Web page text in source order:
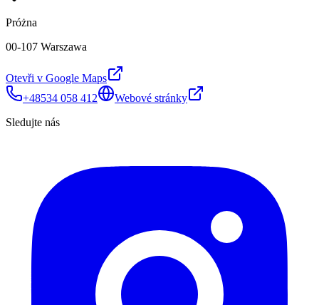
Próżna
00-107 Warszawa
Otevři v Google Maps
+48534 058 412
Webové stránky
Sledujte nás